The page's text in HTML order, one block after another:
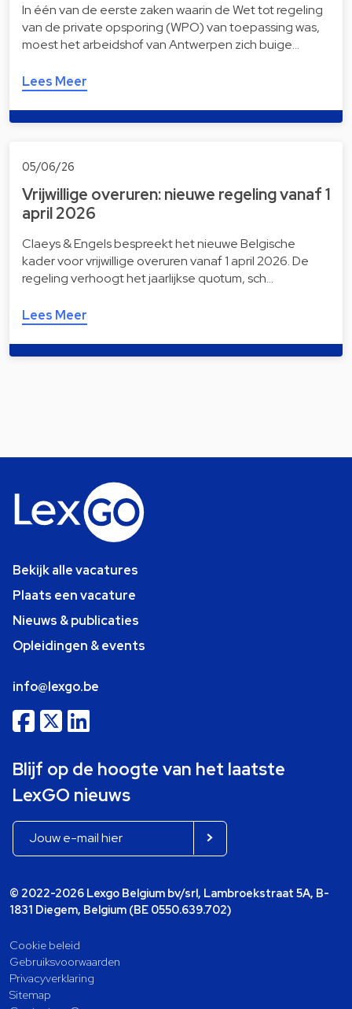
In één van de eerste zaken waarin de Wet tot regeling
van de private opsporing (WPO) van toepassing was,
moest het arbeidshof van Antwerpen zich buige…
Lees Meer
05/06/26
Vrijwillige overuren: nieuwe regeling vanaf 1
april 2026
Claeys & Engels bespreekt het nieuwe Belgische
kader voor vrijwillige overuren vanaf 1 april 2026. De
regeling verhoogt het jaarlijkse quotum, sch…
Lees Meer
Bekijk alle vacatures
Plaats een vacature
Nieuws & publicaties
Opleidingen & events
info@lexgo.be
Blijf op de hoogte van het laatste
LexGO nieuws
© 2022-2026 Lexgo Belgium bv/srl, Lambroekstraat 5A, B-
1831 Diegem, Belgium (BE 0550.639.702)
Cookie beleid
Gebruiksvoorwaarden
Privacyverklaring
Sitemap